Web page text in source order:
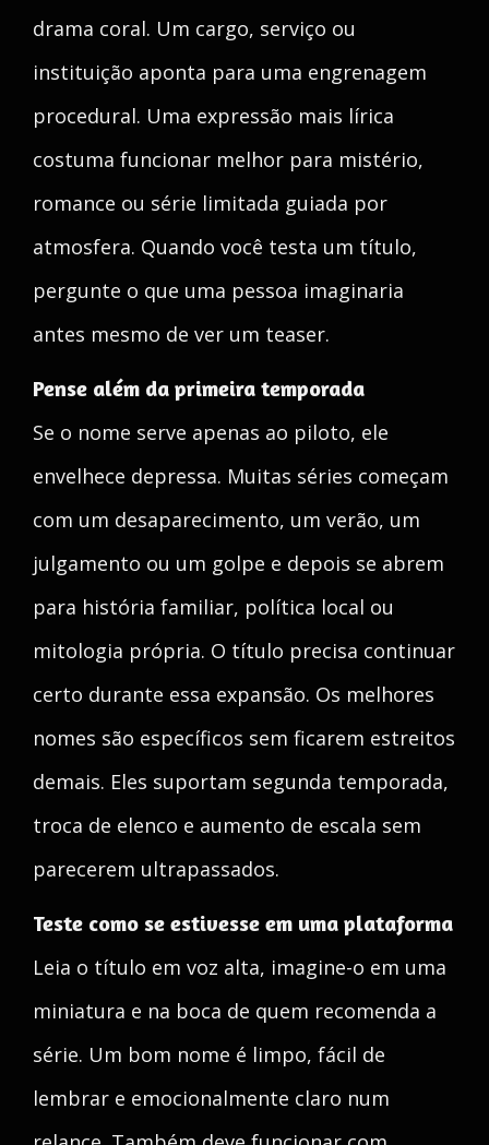
drama coral. Um cargo, serviço ou
instituição aponta para uma engrenagem
procedural. Uma expressão mais lírica
costuma funcionar melhor para mistério,
romance ou série limitada guiada por
atmosfera. Quando você testa um título,
pergunte o que uma pessoa imaginaria
antes mesmo de ver um teaser.
Pense além da primeira temporada
Se o nome serve apenas ao piloto, ele
envelhece depressa. Muitas séries começam
com um desaparecimento, um verão, um
julgamento ou um golpe e depois se abrem
para história familiar, política local ou
mitologia própria. O título precisa continuar
certo durante essa expansão. Os melhores
nomes são específicos sem ficarem estreitos
demais. Eles suportam segunda temporada,
troca de elenco e aumento de escala sem
parecerem ultrapassados.
Teste como se estivesse em uma plataforma
Leia o título em voz alta, imagine-o em uma
miniatura e na boca de quem recomenda a
série. Um bom nome é limpo, fácil de
lembrar e emocionalmente claro num